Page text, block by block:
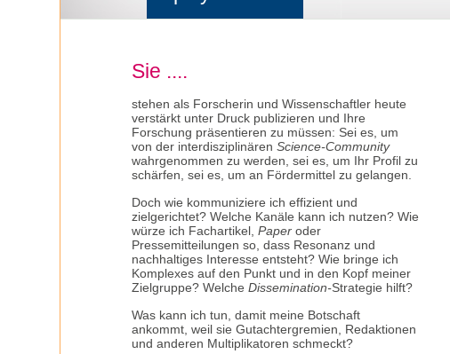
Sie ....
stehen als Forscherin und Wissenschaftler heute
verstärkt unter Druck publizieren und Ihre
Forschung präsentieren zu müssen: Sei es, um
von der interdisziplinärenScience-Community
wahrgenommen zu werden, sei es, um Ihr Profil zu
schärfen, sei es, um an Fördermittel zu gelangen.
Doch wie kommuniziere ich effizient und
zielgerichtet? Welche Kanäle kann ich nutzen? Wie
würze ich Fachartikel,Paperoder
Pressemitteilungen so, dass Resonanz und
nachhaltiges Interesse entsteht? Wie bringe ich
Komplexes auf den Punkt und in den Kopf meiner
Zielgruppe? WelcheDissemination-Strategie hilft?
Was kann ich tun, damit meine Botschaft
ankommt, weil sie Gutachtergremien, Redaktionen
und anderen Multiplikatoren schmeckt?